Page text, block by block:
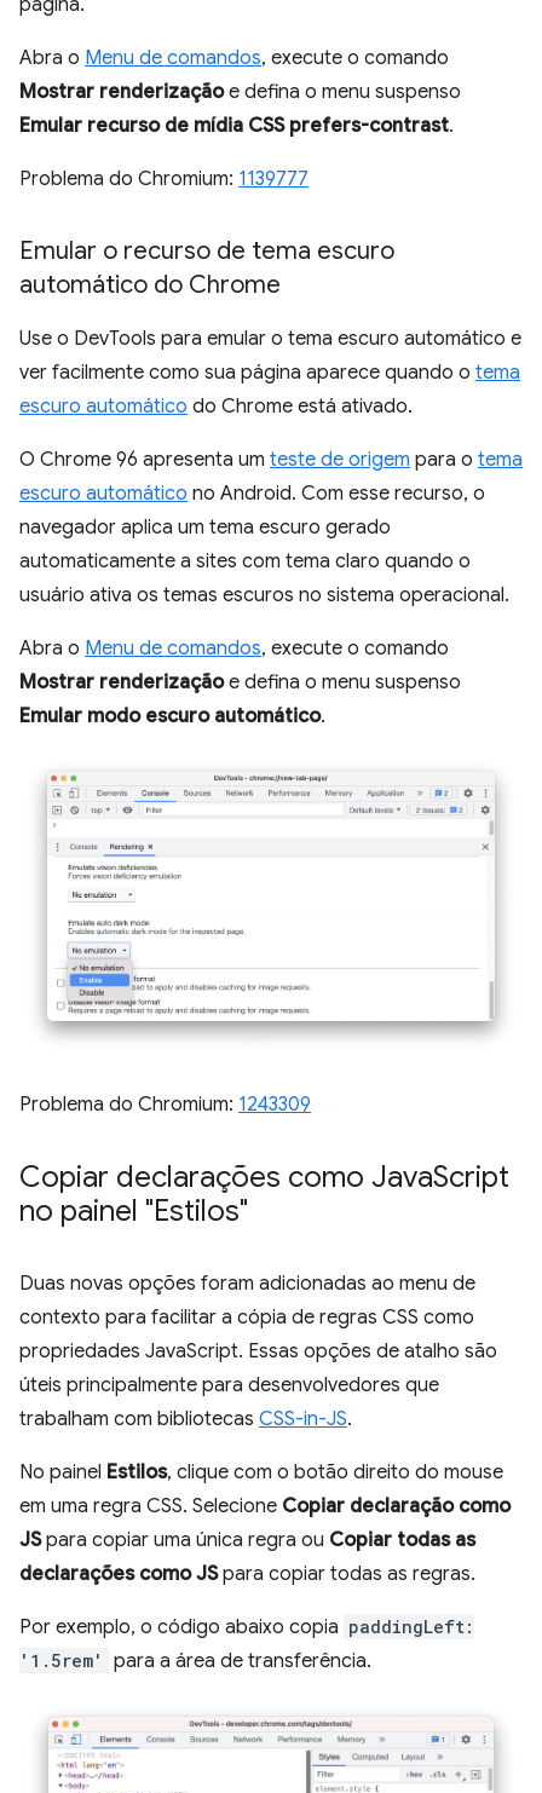
página.
Abra o Menu de comandos, execute o comando
Mostrar renderizaçãoe defina o menu suspenso
Emular recurso de mídia CSS prefers-contrast.
Problema do Chromium: 1139777
Emular o recurso de tema escuro
automático do Chrome
Use o DevTools para emular o tema escuro automático e
ver facilmente como sua página aparece quando o tema
escuro automático do Chrome está ativado.
O Chrome 96 apresenta um teste de origem para o tema
escuro automático no Android. Com esse recurso, o
navegador aplica um tema escuro gerado
automaticamente a sites com tema claro quando o
usuário ativa os temas escuros no sistema operacional.
Abra o Menu de comandos, execute o comando
Mostrar renderizaçãoe defina o menu suspenso
Emular modo escuro automático.
Problema do Chromium: 1243309
Copiar declarações como JavaScript
no painel "Estilos"
Duas novas opções foram adicionadas ao menu de
contexto para facilitar a cópia de regras CSS como
propriedades JavaScript. Essas opções de atalho são
úteis principalmente para desenvolvedores que
trabalham com bibliotecas CSS-in-JS.
No painel Estilos, clique com o botão direito do mouse
em uma regra CSS. Selecione Copiar declaração como
JSpara copiar uma única regra ou Copiar todas as
declarações como JSpara copiar todas as regras.
Por exemplo, o código abaixo copia paddingLeft:
'1.5rem'
para a área de transferência.